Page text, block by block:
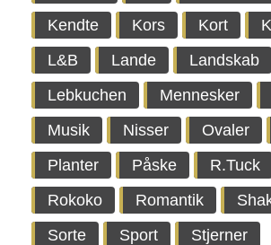
Kendte
Kors Kort
L&B
Lande
Landskab
Lebkuchen
Mennesker
Musik
Nisser Ovaler
Planter
Påske R.Tuck
Rokoko
Romantik
Sorte
Sport
Stjerner